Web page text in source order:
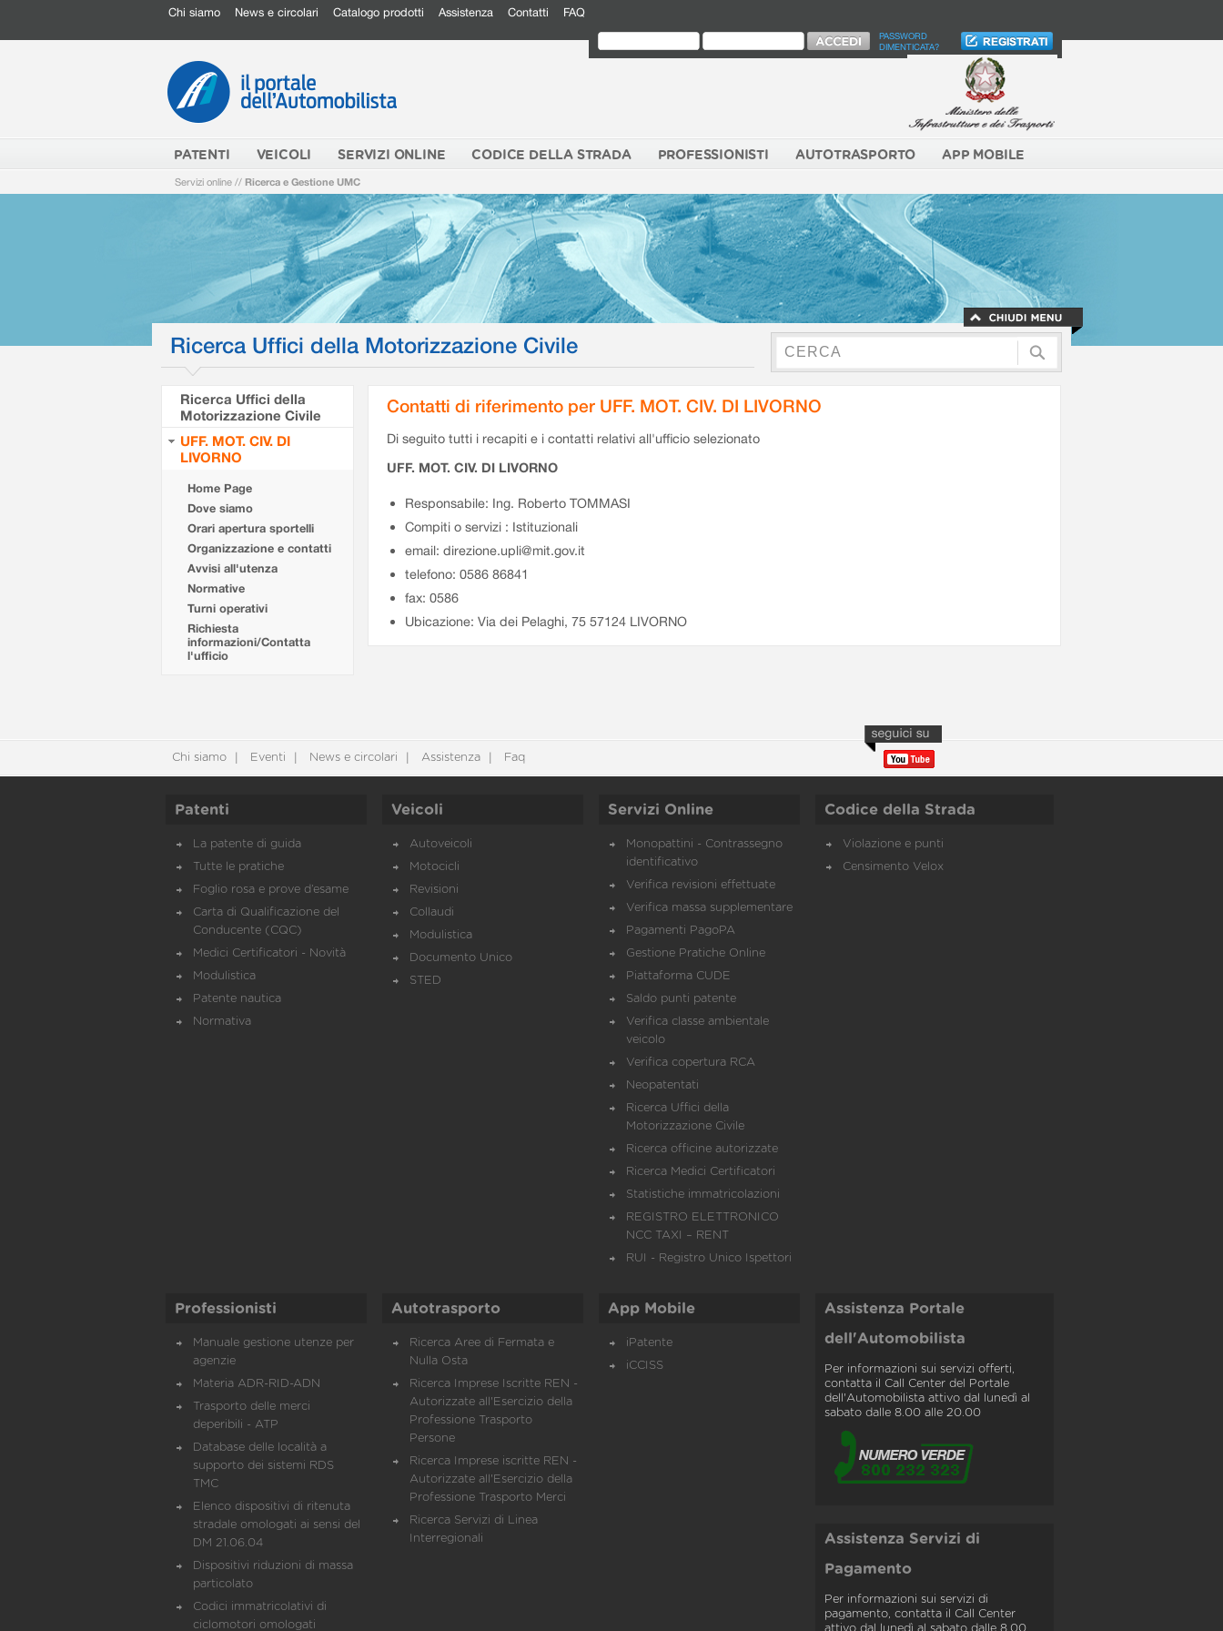
Chi siamo News e circolari Catalogo prodotti Assistenza Contatti FAQ
PASSWORD
DIMENTICATA?
PATENTI VEICOLI SERVIZI ONLINE CODICE DELLA STRADA PROFESSIONISTI AUTOTRASPORTO APP MOBILE
Servizi online // Ricerca e Gestione UMC
Ricerca Uffici della Motorizzazione Civile
Ricerca Uffici della
Motorizzazione Civile
UFF. MOT. CIV. DI
LIVORNO
Home Page
Dove siamo
Orari apertura sportelli
Organizzazione e contatti
Avvisi all'utenza
Normative
Turni operativi
Richiesta
informazioni/Contatta
l'ufficio
Contatti di riferimento per UFF. MOT. CIV. DI LIVORNO
Di seguito tutti i recapiti e i contatti relativi all'ufficio selezionato
UFF. MOT. CIV. DI LIVORNO
Responsabile: Ing. Roberto TOMMASI
Compiti o servizi : Istituzionali
email: direzione.upli@mit.gov.it
telefono: 0586 86841
fax: 0586
Ubicazione: Via dei Pelaghi, 75 57124 LIVORNO
Chi siamo Eventi News e circolari Assistenza Faq
Patenti
La patente di guida
Tutte le pratiche
Foglio rosa e prove d’esame
Carta di Qualificazione del
Conducente (CQC)
Medici Certificatori - Novità
Modulistica
Patente nautica
Normativa
Veicoli
Autoveicoli
Motocicli
Revisioni
Collaudi
Modulistica
Documento Unico
STED
Servizi Online
Monopattini - Contrassegno
identificativo
Verifica revisioni effettuate
Verifica massa supplementare
Pagamenti PagoPA
Gestione Pratiche Online
Piattaforma CUDE
Saldo punti patente
Verifica classe ambientale
veicolo
Verifica copertura RCA
Neopatentati
Ricerca Uffici della
Motorizzazione Civile
Ricerca officine autorizzate
Ricerca Medici Certificatori
Statistiche immatricolazioni
REGISTRO ELETTRONICO
NCC TAXI – RENT
RUI - Registro Unico Ispettori
Codice della Strada
Violazione e punti
Censimento Velox
Professionisti
Manuale gestione utenze per
agenzie
Materia ADR-RID-ADN
Trasporto delle merci
deperibili - ATP
Database delle località a
supporto dei sistemi RDS
TMC
Elenco dispositivi di ritenuta
stradale omologati ai sensi del
DM 21.06.04
Dispositivi riduzioni di massa
particolato
Codici immatricolativi di
ciclomotori omologati
Autotrasporto
Ricerca Aree di Fermata e
Nulla Osta
Ricerca Imprese Iscritte REN -
Autorizzate all'Esercizio della
Professione Trasporto
Persone
Ricerca Imprese iscritte REN -
Autorizzate all'Esercizio della
Professione Trasporto Merci
Ricerca Servizi di Linea
Interregionali
App Mobile
iPatente
iCCISS
Assistenza Portale
dell'Automobilista
Per informazioni sui servizi offerti,
contatta il Call Center del Portale
dell'Automobilista attivo dal lunedì al
sabato dalle 8.00 alle 20.00
Assistenza Servizi di
Pagamento
Per informazioni sui servizi di
pagamento, contatta il Call Center